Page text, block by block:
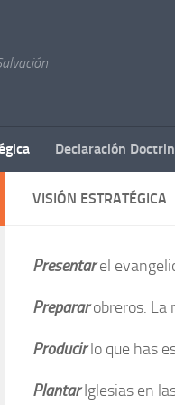
Declaración
VISIÓN ESTRATÉGICA
Presentar el
Prepararobreros. La
Producirlo que has
PlantarIglesias en